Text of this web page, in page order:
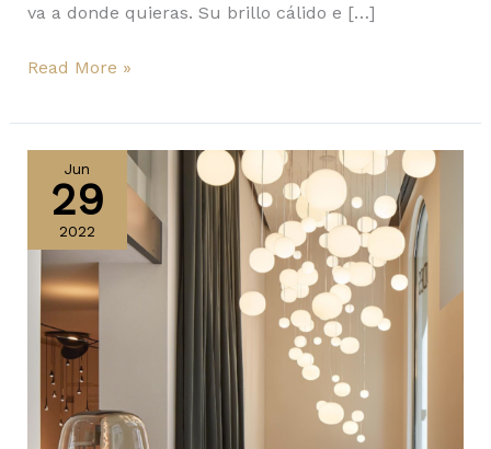
va a donde quieras. Su brillo cálido e […]
Read More »
Jun
29
2022
inauguró
primer
showroom
en
Milán